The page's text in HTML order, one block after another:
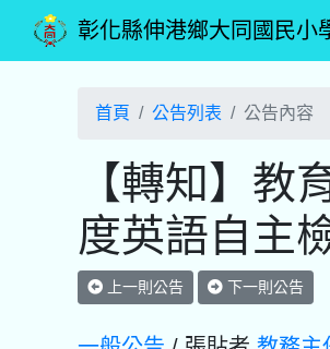
彰化縣伸港鄉大同國民小
首頁 公告列表 公告內容
【轉知】教
度英語自主
上一則公告 下一則公告